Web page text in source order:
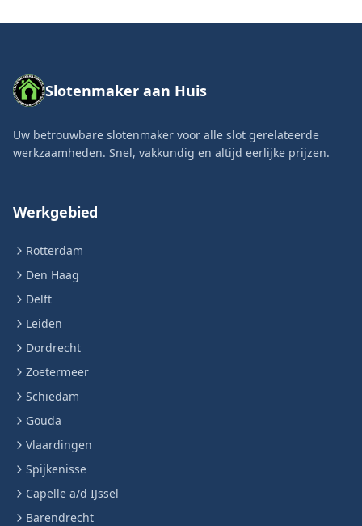
Slotenmaker aan Huis
Uw betrouwbare slotenmaker voor alle slot gerelateerde
werkzaamheden. Snel, vakkundig en altijd eerlijke prijzen.
Werkgebied
Rotterdam
Den Haag
Delft
Leiden
Dordrecht
Zoetermeer
Schiedam
Gouda
Vlaardingen
Spijkenisse
Capelle a/d IJssel
Barendrecht